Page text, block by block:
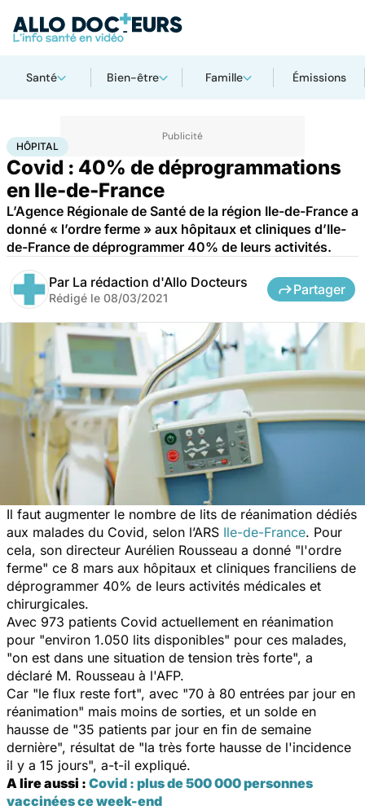
Santé Bien-être Famille Émissions
AccueilSanté
HÔPITAL
Covid : 40% de déprogrammations
en Ile-de-France
L’Agence Régionale de Santé de la région Ile-de-France a
donné « l’ordre ferme » aux hôpitaux et cliniques d’Ile-
de-France de déprogrammer 40% de leurs activités.
Par La rédaction d'Allo Docteurs
Rédigé le 08/03/2021
Partager
Il faut augmenter le nombre de lits de réanimation dédiés
aux malades du Covid, selon l’ARS Ile-de-France. Pour
cela, son directeur Aurélien Rousseau a donné "l'ordre
ferme" ce 8 mars aux hôpitaux et cliniques franciliens de
déprogrammer 40% de leurs activités médicales et
chirurgicales.
Avec 973 patients Covid actuellement en réanimation
pour "environ 1.050 lits disponibles" pour ces malades,
"on est dans une situation de tension très forte", a
déclaré M. Rousseau à l'AFP.
Car "le flux reste fort", avec "70 à 80 entrées par jour en
réanimation" mais moins de sorties, et un solde en
hausse de "35 patients par jour en fin de semaine
dernière", résultat de "la très forte hausse de l'incidence
il y a 15 jours", a-t-il expliqué.
A lire aussi : Covid : plus de 500 000 personnes
vaccinées ce week-end